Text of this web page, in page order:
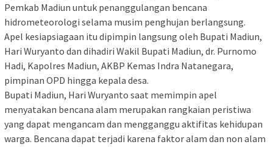
Pemkab Madiun untuk penanggulangan bencana
hidrometeorologi selama musim penghujan berlangsung.
Apel kesiapsiagaan itu dipimpin langsung oleh Bupati Madiun,
Hari Wuryanto dan dihadiri Wakil Bupati Madiun, dr. Purnomo
Hadi, Kapolres Madiun, AKBP Kemas Indra Natanegara,
pimpinan OPD hingga kepala desa.
Bupati Madiun, Hari Wuryanto saat memimpin apel
menyatakan bencana alam merupakan rangkaian peristiwa
yang dapat mengancam dan mengganggu aktifitas kehidupan
warga. Bencana dapat terjadi karena faktor alam dan non alam